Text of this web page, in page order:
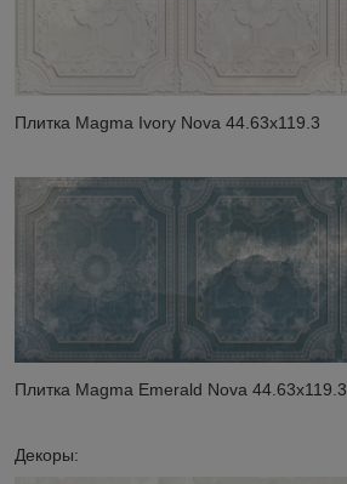
Плитка Magma Ivory Nova 44.63x119.3
Плитка Magma Emerald Nova 44.63x119.3
Декоры: